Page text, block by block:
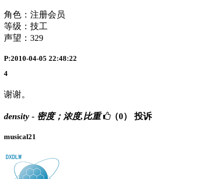
角色：注册会员
等级：技工
声望： 329
P:2010-04-05 22:48:22
4
谢谢。
density - 密度；浓度,比重 （0） 投诉
musical21